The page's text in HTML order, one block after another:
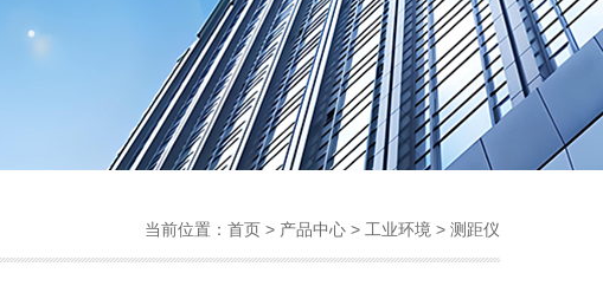
当前位置： 首页 > 产品中心 > 工业环境 > 测距仪